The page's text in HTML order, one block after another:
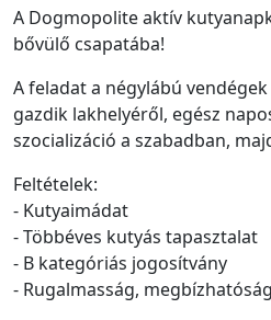
A Dogmopolite aktív
bővülő csapatába!
A feladat a négylábú
gazdik lakhelyéről, egész
szocializáció a szabadban,
Feltételek:
- Kutyaimádat
- Többéves kutyás tapasztalat
- B kategóriás jogosítvány
- Rugalmasság,